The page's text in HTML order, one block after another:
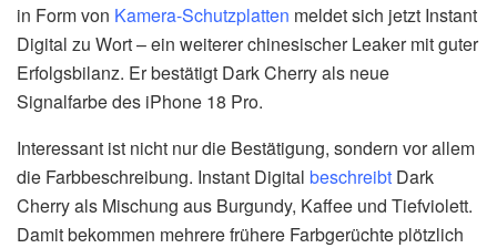
in Form von Kamera-Schutzplatten meldet sich jetzt Instant
Digital zu Wort – ein weiterer chinesischer Leaker mit guter
Erfolgsbilanz. Er bestätigt Dark Cherry als neue
Signalfarbe des iPhone 18 Pro.
Interessant ist nicht nur die Bestätigung, sondern vor allem
die Farbbeschreibung. Instant Digital beschreibt Dark
Cherry als Mischung aus Burgundy, Kaffee und Tiefviolett.
Damit bekommen mehrere frühere Farbgerüchte plötzlich